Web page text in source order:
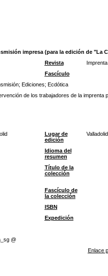
impresa (para la edición de "La
Revista
Fascículo
; Ediciones; Ecdótica
de los trabajadores de la imprenta
Lugar de
edición
Valladolid
Idioma del
resumen
Título de la
colección
Fascículo de
la colección
ISBN
Expedición
@
Enlace